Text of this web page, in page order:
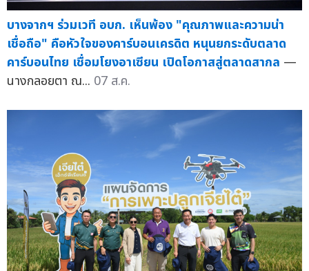
บางจากฯ ร่วมเวที อบก. เห็นพ้อง "คุณภาพและความน่า
เชื่อถือ" คือหัวใจของคาร์บอนเครดิต หนุนยกระดับตลาด
คาร์บอนไทย เชื่อมโยงอาเซียน เปิดโอกาสสู่ตลาดสากล —
นางกลอยตา ณ... 07 ส.ค.